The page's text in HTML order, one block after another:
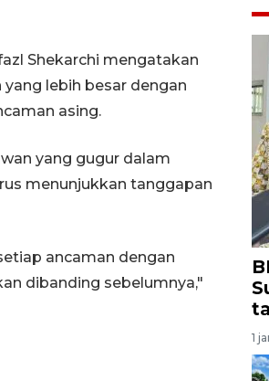
Shekarchi mengatakan
lebih besar dengan
asing.
yang gugur dalam
menunjukkan tanggapan
ancaman dengan
dibanding sebelumnya,"
1